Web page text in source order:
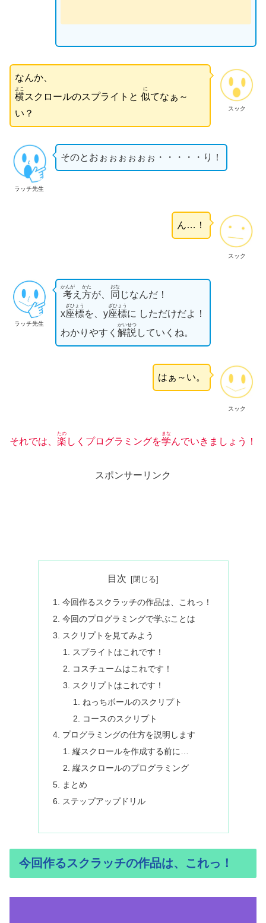
スック
なんか、
横
よこ
スクロールのスプライトと 似
に
てなぁ～
い？
ラッチ先生
そのとおぉぉぉぉぉぉ・・・・・り！
スック
ん…！
ラッチ先生
考
かんが
え 方
かた
が、 同
おな
じなんだ！
x座標
ざひょう
を、y座標
ざひょう
に しただけだよ！
わかりやすく 解説
かいせつ
していくね。
スック
はぁ～い。
それでは、 楽
たの
しくプログラミングを学
まな
んでいきましょう！
スポンサーリンク
目次
今回作るスクラッチの作品は、これっ！
今回のプログラミングで学ぶことは
スクリプトを見てみよう
スプライトはこれです！
コスチュームはこれです！
スクリプトはこれです！
ねっちボールのスクリプト
コースのスクリプト
プログラミングの仕方を説明します
縦スクロールを作成する前に…
縦スクロールのプログラミング
まとめ
ステップアップドリル
今回作るスクラッチの作品は、これっ！